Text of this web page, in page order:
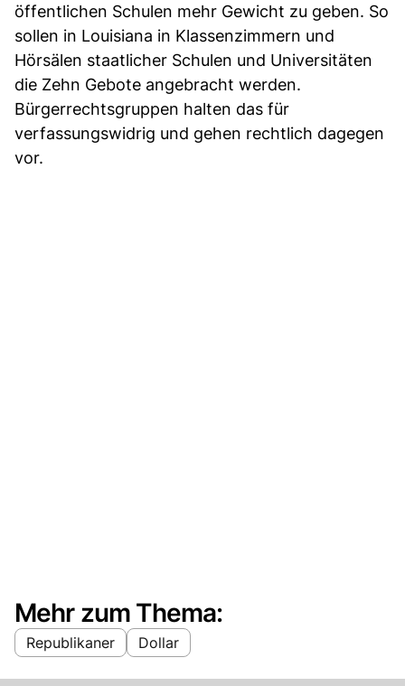
öffentlichen Schulen mehr Gewicht zu geben. So
sollen in Louisiana in Klassenzimmern und
Hörsälen staatlicher Schulen und Universitäten
die Zehn Gebote angebracht werden.
Bürgerrechtsgruppen halten das für
verfassungswidrig und gehen rechtlich dagegen
vor.
Mehr zum Thema:
Republikaner Dollar